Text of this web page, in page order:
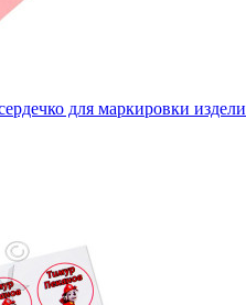
для маркировки